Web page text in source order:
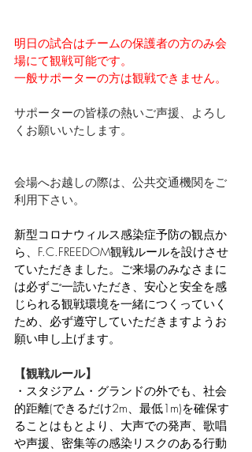
明日の試合はチームの保護者の方のみ会
場にて観戦可能です。
一般サポーターの方は観戦できません。
サポーターの皆様の熱いご声援、よろし
くお願いいたします。
会場へお越しの際は、公共交通機関をご
利用下さい。
新型コロナウィルス感染症予防の観点か
ら、F.C.FREEDOM観戦ルールを設けさせ
ていただきました。ご来場のみなさまに
は必ずご一読いただき、安心と安全を感
じられる観戦環境を一緒につくっていく
ため、必ず遵守していただきますようお
願い申し上げます。
【観戦ルール】
・スタジアム・グランドの外でも、社会
的距離(できるだけ2m、最低1m)を確保す
ることはもとより、大声での発声、歌唱
や声援、密集等の感染リスクのある行動